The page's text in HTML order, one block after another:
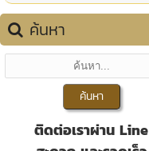
ค้นหา
ติดต่อเราผ่าน Line